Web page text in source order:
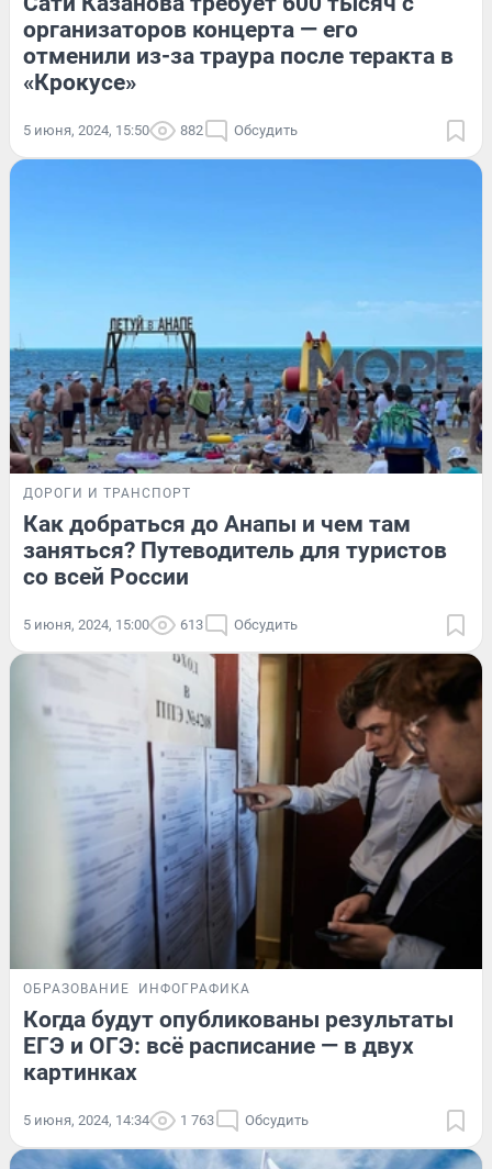
организаторов концерта — его
отменили из-за траура после теракта в
«Крокусе»
5 июня, 2024, 15:50 882 Обсудить
ДОРОГИ И ТРАНСПОРТ
Как добраться до Анапы и чем там
заняться? Путеводитель для туристов
со всей России
5 июня, 2024, 15:00 613 Обсудить
ОБРАЗОВАНИЕ ИНФОГРАФИКА
Когда будут опубликованы результаты
ЕГЭ и ОГЭ: всё расписание — в двух
картинках
5 июня, 2024, 14:34 1 763 Обсудить